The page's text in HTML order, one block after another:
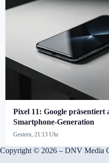
Pixel 11: Google präsentiert
Smartphone-Generation
Gestern, 21:13 Uhr
Copyright © 2026 – DNV Media